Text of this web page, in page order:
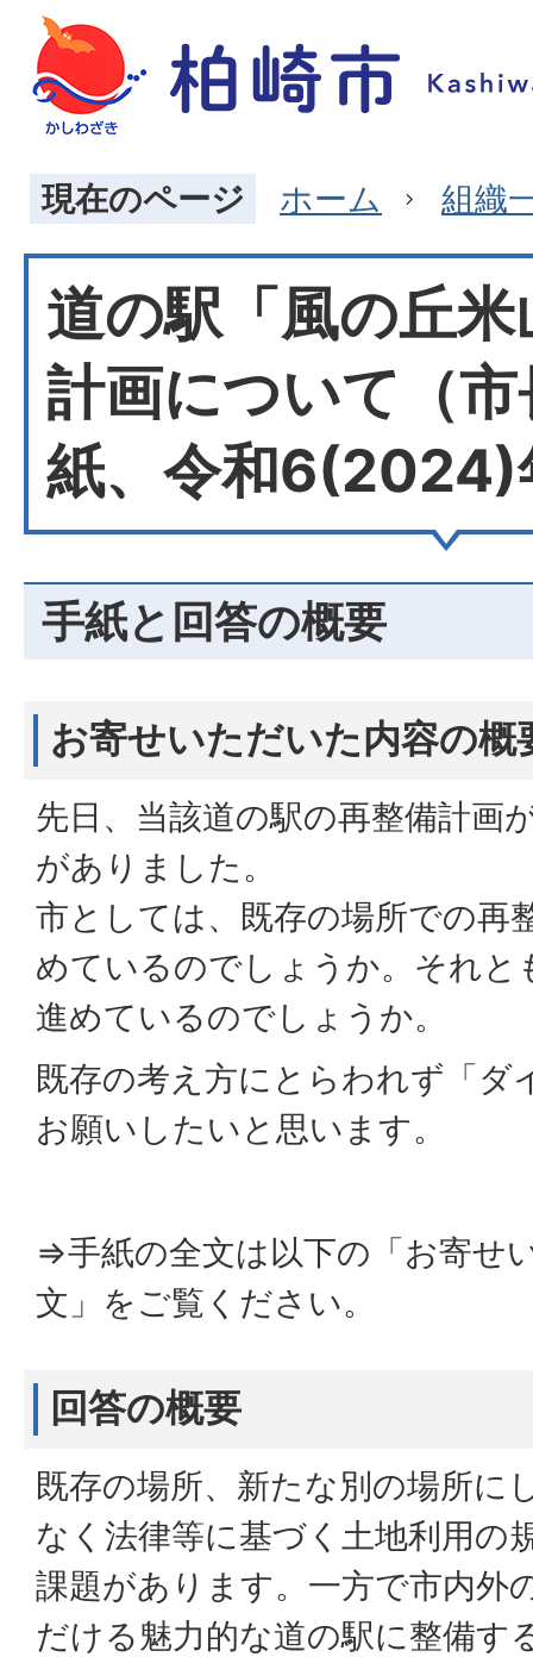
現在のページ ホーム 組織
道の駅「風の丘
計画について（
紙、令和6(2024)
手紙と回答の概要
お寄せいただいた内容の概
先日、当該道の駅の再整備計画
がありました。
市としては、既存の場所での再
めているのでしょうか。それと
進めているのでしょうか。
既存の考え方にとらわれず「ダ
お願いしたいと思います。
⇒手紙の全文は以下の「お寄せ
文」をご覧ください。
回答の概要
既存の場所、新たな別の場所に
なく法律等に基づく土地利用の
課題があります。一方で市内外
だける魅力的な道の駅に整備す